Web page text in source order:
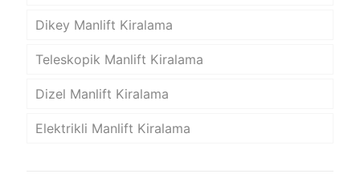
Dikey Manlift Kiralama
Teleskopik Manlift Kiralama
Dizel Manlift Kiralama
Elektrikli Manlift Kiralama